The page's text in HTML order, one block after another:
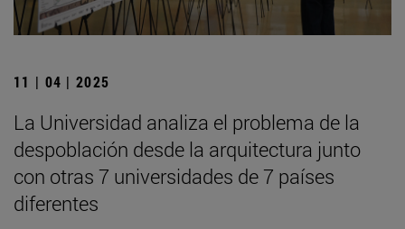
11 | 04 | 2025
La Universidad analiza el problema de la
despoblación desde la arquitectura junto
con otras 7 universidades de 7 países
diferentes